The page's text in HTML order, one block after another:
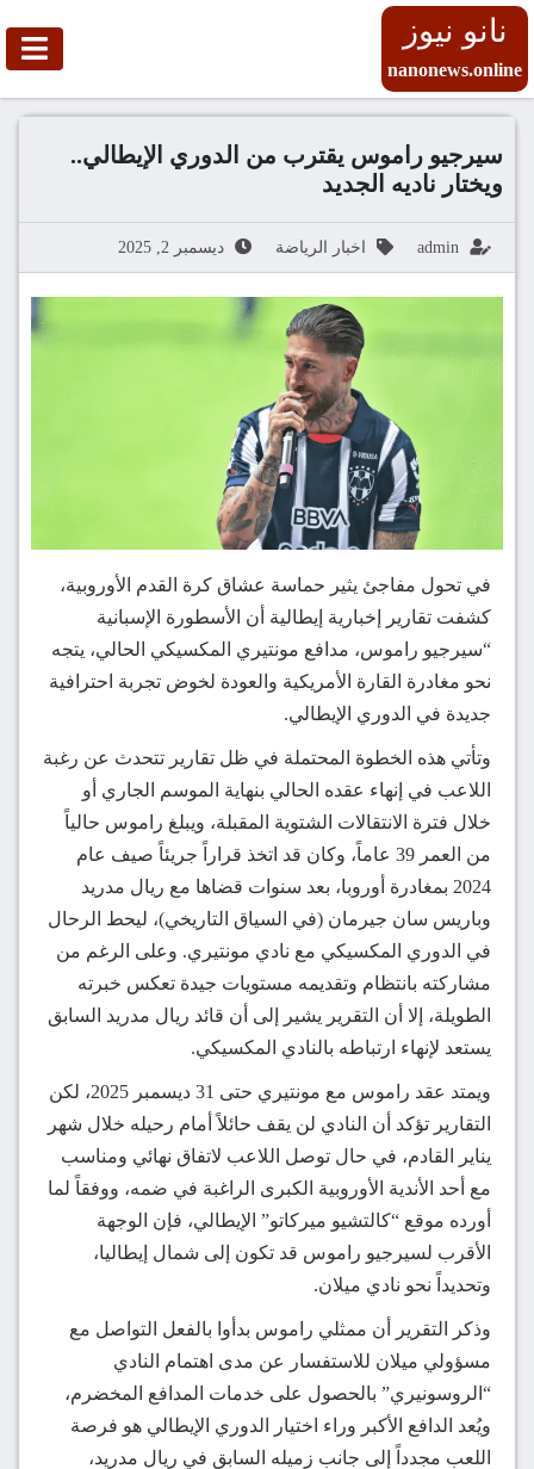
نانو نيوز
nanonews.online
سيرجيو راموس يقترب من الدوري الإيطالي..
ويختار ناديه الجديد
admin اخبار الرياضة ديسمبر 2, 2025
في تحول مفاجئ يثير حماسة عشاق كرة القدم الأوروبية،
كشفت تقارير إخبارية إيطالية أن الأسطورة الإسبانية
“سيرجيو راموس، مدافع مونتيري المكسيكي الحالي، يتجه
نحو مغادرة القارة الأمريكية والعودة لخوض تجربة احترافية
جديدة في الدوري الإيطالي.
وتأتي هذه الخطوة المحتملة في ظل تقارير تتحدث عن رغبة
اللاعب في إنهاء عقده الحالي بنهاية الموسم الجاري أو
خلال فترة الانتقالات الشتوية المقبلة، ويبلغ راموس حالياً
من العمر 39 عاماً، وكان قد اتخذ قراراً جريئاً صيف عام
2024 بمغادرة أوروبا، بعد سنوات قضاها مع ريال مدريد
وباريس سان جيرمان (في السياق التاريخي)، ليحط الرحال
في الدوري المكسيكي مع نادي مونتيري. وعلى الرغم من
مشاركته بانتظام وتقديمه مستويات جيدة تعكس خبرته
الطويلة، إلا أن التقرير يشير إلى أن قائد ريال مدريد السابق
يستعد لإنهاء ارتباطه بالنادي المكسيكي.
ويمتد عقد راموس مع مونتيري حتى 31 ديسمبر 2025، لكن
التقارير تؤكد أن النادي لن يقف حائلاً أمام رحيله خلال شهر
يناير القادم، في حال توصل اللاعب لاتفاق نهائي ومناسب
مع أحد الأندية الأوروبية الكبرى الراغبة في ضمه، ووفقاً لما
أورده موقع “كالتشيو ميركاتو” الإيطالي، فإن الوجهة
الأقرب لسيرجيو راموس قد تكون إلى شمال إيطاليا،
وتحديداً نحو نادي ميلان.
وذكر التقرير أن ممثلي راموس بدأوا بالفعل التواصل مع
مسؤولي ميلان للاستفسار عن مدى اهتمام النادي
“الروسونيري” بالحصول على خدمات المدافع المخضرم،
ويُعد الدافع الأكبر وراء اختيار الدوري الإيطالي هو فرصة
اللعب مجدداً إلى جانب زميله السابق في ريال مدريد،